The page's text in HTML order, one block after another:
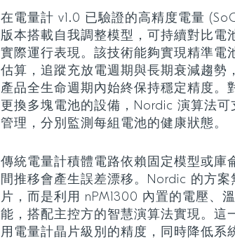
在電量計 v1.0 已驗證的高精度電量
版本搭載自我調整模型，可持續對比電
實際運行表現。該技術能夠實現精準電
估算，追蹤充放電週期與長期衰減趨勢
產品全生命週期內始終保持穩定精度。
更換多塊電池的設備，Nordic 演算法可
管理，分別監測每組電池的健康狀態。
傳統電量計積體電路依賴固定模型或庫
間推移會產生誤差漂移。Nordic 的方案
片，而是利用 nPM1300 內置的電壓、
能，搭配主控方的智慧演算法實現。這
用電量計晶片級別的精度，同時降低系